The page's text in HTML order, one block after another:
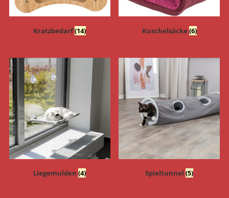
Kratzbedarf(14) Kuschelsäcke (6)
Liegemulden(4) Spieltunnel(5)